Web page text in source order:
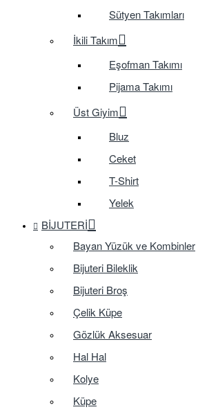
Sütyen Takımları
İkili Takım
Eşofman Takımı
Pijama Takımı
Üst Giyim
Bluz
Ceket
T-Shirt
Yelek
BIJUTERI
Bayan Yüzük ve Kombinler
Bijuteri Bileklik
Bijuteri Broş
Çelik Küpe
Gözlük Aksesuar
Hal Hal
Kolye
Küpe